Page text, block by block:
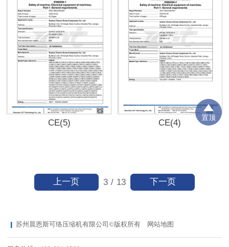
CE(5) CE(4)
3 / 13
上一页 下一页
置顶
苏州晨恩斯可络压缩机有限公司©版权所有 网站地图